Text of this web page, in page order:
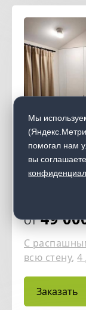
Шкаф
От 49
С
всю стену,4
Заказать
Мы
помогал нам
вы